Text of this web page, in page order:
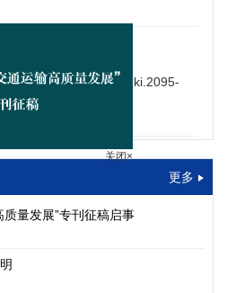
公交充电站选址方法
doi.org/10.16503/j.cnki.2095-
述：场景需求、技术路线与配置
doi.org/10.16503/j.cnki.2095-
集成应用——以宁波舟山港穿山港
更多
量发展”专刊征稿启事